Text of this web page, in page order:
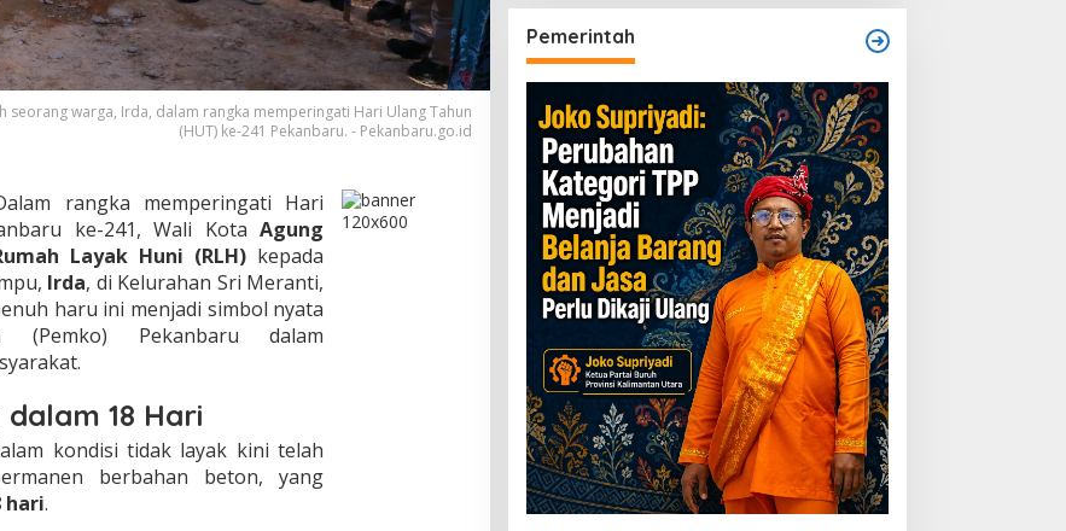
seorang warga, Irda, dalam rangka memperingati Hari Ulang Tahun
(HUT) ke-241 Pekanbaru. - Pekanbaru.go.id
rangka memperingati Hari
ke-241, Wali KotaAgung
Layak Huni (RLH) kepada
Irda, di Kelurahan Sri Meranti,
haru ini menjadi simbol nyata
(Pemko) Pekanbaru dalam
18 Hari
kondisi tidak layak kini telah
berbahan beton, yang
hari.
Pemerintah